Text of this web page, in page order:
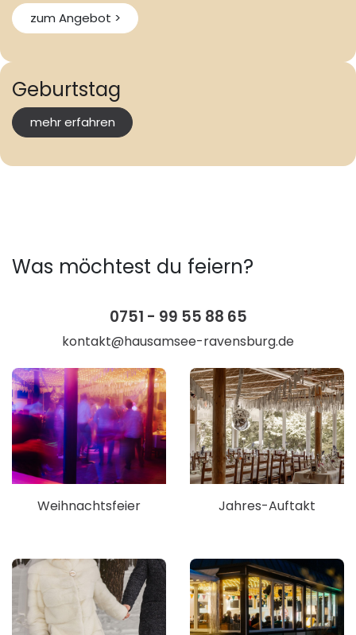
zum Angebot >
Geburtstag
mehr erfahren
Was möchtest du feiern?
0751 - 99 55 88 65
kontakt@hausamsee-ravensburg.de
Weihnachtsfeier Jahres-Auftakt